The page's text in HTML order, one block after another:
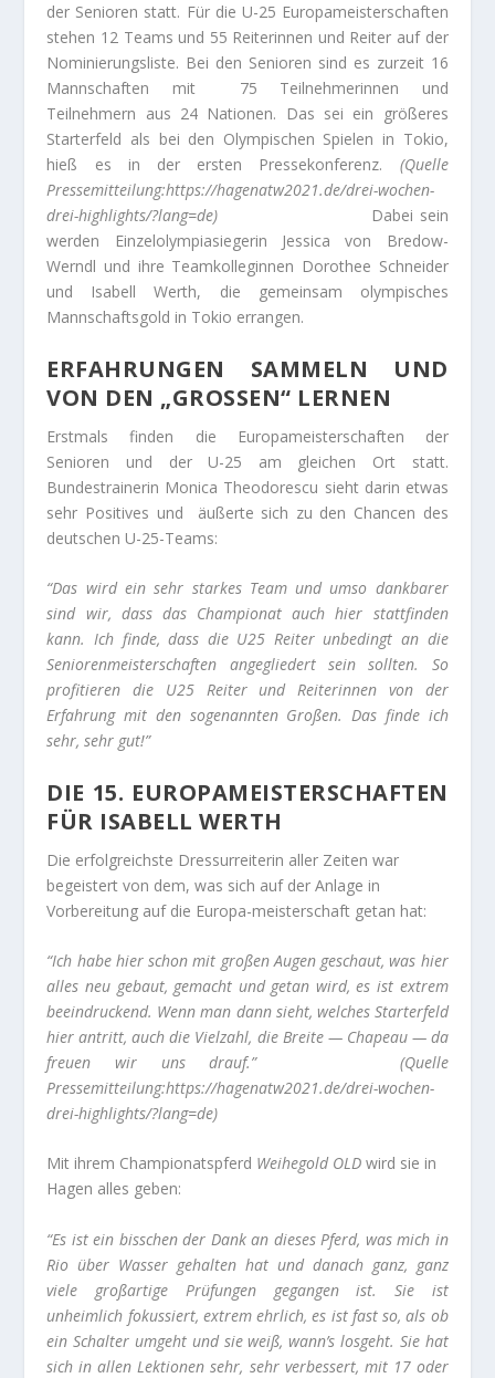
der Senioren statt. Für die U-25 Europameisterschaften
stehen 12 Teams und 55 Reiterinnen und Reiter auf der
Nominierungsliste. Bei den Senioren sind es zurzeit 16
Mannschaften mit 75 Teilnehmerinnen und
Teilnehmern aus 24 Nationen. Das sei ein größeres
Starterfeld als bei den Olympischen Spielen in Tokio,
hieß es in der ersten Pressekonferenz. (Quelle
Pressemitteilung:https://hagenatw2021.de/drei-wochen-
drei-highlights/?lang=de)
Dabei sein
werden Einzelolympiasiegerin Jessica von Bredow-
Werndl und ihre Teamkolleginnen Dorothee Schneider
und Isabell Werth, die gemeinsam olympisches
Mannschaftsgold in Tokio errangen.
ERFAHRUNGEN SAMMELN UND
VON DEN „GROSSEN“ LERNEN
Erstmals finden die Europameisterschaften der
Senioren und der U-25 am gleichen Ort statt.
Bundestrainerin Monica Theodorescu sieht darin etwas
sehr Positives und äußerte sich zu den Chancen des
deutschen U-25-Teams:
“Das wird ein sehr starkes Team und umso dankbarer
sind wir, dass das Championat auch hier stattfinden
kann. Ich finde, dass die U25 Reiter unbedingt an die
Seniorenmeisterschaften angegliedert sein sollten. So
profitieren die U25 Reiter und Reiterinnen von der
Erfahrung mit den sogenannten Großen. Das finde ich
sehr, sehr gut!”
DIE 15. EUROPAMEISTERSCHAFTEN
FÜR ISABELL WERTH
Die erfolgreichste Dressurreiterin aller Zeiten war
begeistert von dem, was sich auf der Anlage in
Vorbereitung auf die Europa-meisterschaft getan hat:
“Ich habe hier schon mit großen Augen geschaut, was hier
alles neu gebaut, gemacht und getan wird, es ist extrem
beeindruckend. Wenn man dann sieht, welches Starterfeld
hier antritt, auch die Vielzahl, die Breite — Chapeau — da
freuen wir uns drauf.” (Quelle
Pressemitteilung:https://hagenatw2021.de/drei-wochen-
drei-highlights/?lang=de)
Mit ihrem Championatspferd Weihegold OLDwird sie in
Hagen alles geben:
“Es ist ein bisschen der Dank an dieses Pferd, was mich in
Rio über Wasser gehalten hat und danach ganz, ganz
viele großartige Prüfungen gegangen ist. Sie ist
unheimlich fokussiert, extrem ehrlich, es ist fast so, als ob
ein Schalter umgeht und sie weiß, wann’s losgeht. Sie hat
sich in allen Lektionen sehr, sehr verbessert, mit 17 oder